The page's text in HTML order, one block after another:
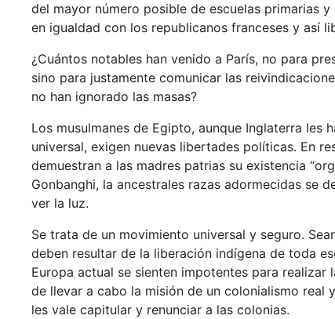
del mayor número posible de escuelas primarias
en igualdad con los republicanos franceses y así
¿Cuántos notables han venido a París, no para
sino para justamente comunicar las
no han ignorado las masas?
Los musulmanes de Egipto, aunque Inglaterra les
universal, exigen nuevas libertades políticas. En
demuestran a las madres patrias su existencia
Gonbanghi, la ancestrales razas adormecidas se
ver la luz.
Se trata de un movimiento universal y seguro.
deben resultar de la liberación indígena de toda
Europa actual se sienten impotentes para
de llevar a cabo la misión de un colonialismo real
les vale capitular y renunciar a las colonias.